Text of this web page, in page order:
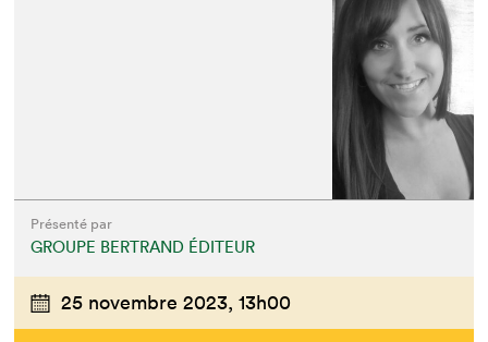
Présenté par
GROUPE BERTRAND ÉDITEUR
25 novembre 2023, 13h00